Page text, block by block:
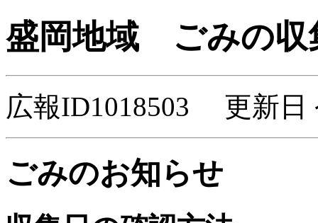
盛岡地域 ごみの収
広報ID1018503 更新日
ごみのお知らせ